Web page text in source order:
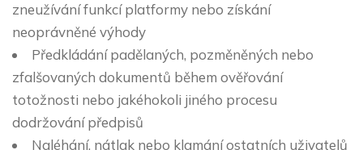
zneužívání funkcí platformy nebo získání
neoprávněné výhody
Předkládání padělaných, pozměněných nebo
zfalšovaných dokumentů během ověřování
totožnosti nebo jakéhokoli jiného procesu
dodržování předpisů
Naléhání, nátlak nebo klamání ostatních uživatelů